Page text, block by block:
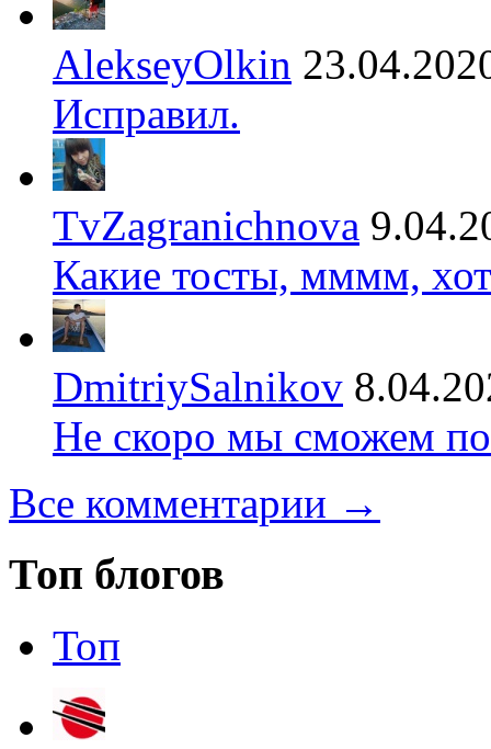
AlekseyOlkin
Исправил.
TvZagranichnova
Какие тосты, мммм,
DmitriySalnikov
Не скоро мы сможем
Все комментарии →
Топ блогов
Топ